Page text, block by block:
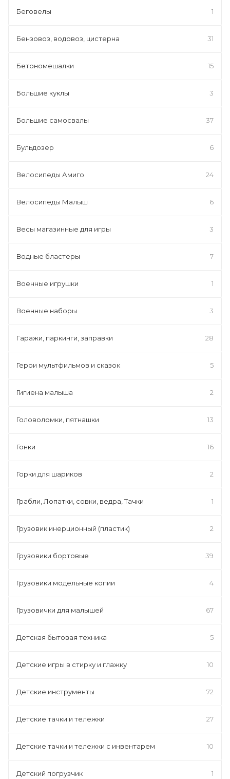
Беговелы 1
Бензовоз, водовоз, цистерна 31
Бетономешалки 15
Большие куклы 3
Большие самосвалы 37
Бульдозер 6
Велосипеды Амиго 24
Велосипеды Малыш 6
Весы магазинные для игры 3
Водные бластеры 7
Военные игрушки 1
Военные наборы 3
Гаражи, паркинги, заправки 28
Герои мультфильмов и сказок 5
Гигиена малыша 2
Головоломки, пятнашки 13
Гонки 16
Горки для шариков 2
Грабли, Лопатки, совки, ведра, Тачки 1
Грузовик инерционный (пластик) 2
Грузовики бортовые 39
Грузовики модельные копии 4
Грузовички для малышей 67
Детская бытовая техника 5
Детские игры в стирку и глажку 10
Детские инструменты 72
Детские тачки и тележки 27
Детские тачки и тележки с инвентарем 10
Детский погрузчик 1